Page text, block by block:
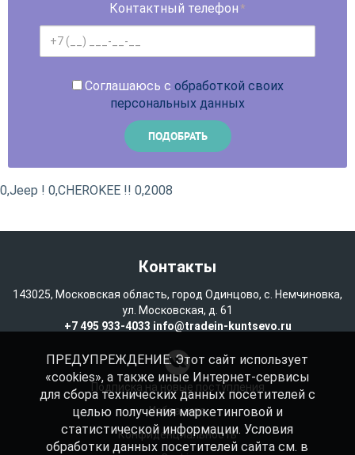
Контактный телефон *
Соглашаюсь с обработкой своих
персональных данных
0,Jeep ! 0,CHEROKEE !! 0,2008
Контакты
143025, Московская область, город Одинцово, с. Немчиновка,
ул. Московская, д. 61
+7 495 933-4033 info@tradein-kuntsevo.ru
Подписка на новые поступления
Избранное
Конфиденциальность
ПРЕДУПРЕЖДЕНИЕ: Этот сайт использует
«cookies», а также иные Интернет-сервисы
для сбора технических данных посетителей с
целью получения маркетинговой и
статистической информации. Условия
обработки данных посетителей сайта см. в